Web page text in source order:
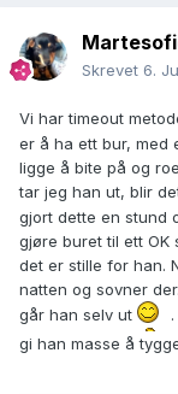
Skrevet 6.
Vi har timeout
er å ha ett bur, med
ligge å bite på og
tar jeg han ut, blir
gjort dette en stund
gjøre buret til ett
det er stille for han.
natten og sovner
går han selv ut
gi han masse å